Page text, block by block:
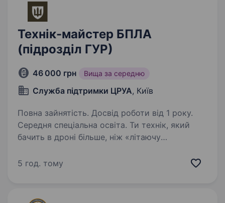
Технік-майстер БПЛА
(підрозділ ГУР)
46 000 грн Вища за середню
Служба підтримки ЦРУА, Київ
Повна зайнятість. Досвід роботи від 1 року.
Середня спеціальна освіта. Ти технік, який
бачить в дроні більше, ніж «літаючу
безпеки та порятунку життів? Хочеш
людей?…
5 год. тому